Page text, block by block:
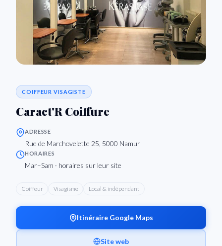
COIFFEUR VISAGISTE
Caract'R Coiffure
ADRESSE
Rue de Marchovelette 25, 5000 Namur
HORAIRES
Mar–Sam · horaires sur leur site
Coiffeur Visagisme Local & indépendant
Itinéraire Google Maps
Site web